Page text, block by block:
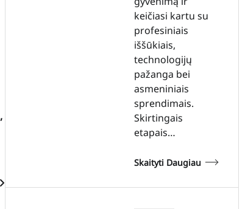
,
keičiasi kartu su
profesiniais
iššūkiais,
technologijų
pažanga bei
asmeniniais
sprendimais.
Skirtingais
etapais…
Skaityti Daugiau